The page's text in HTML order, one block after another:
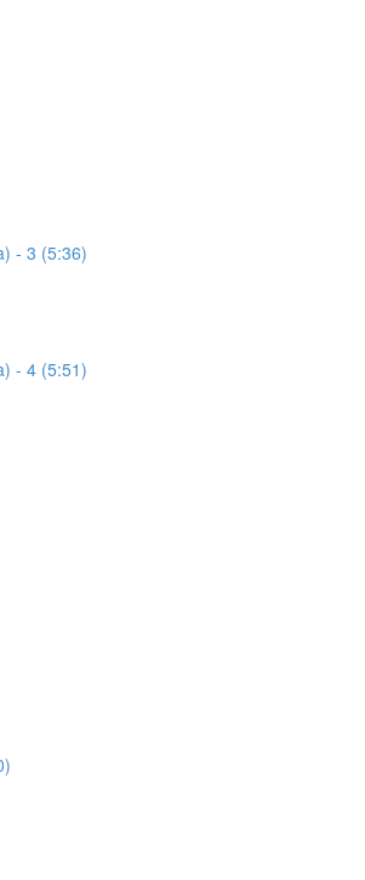
- 3 (5:36)
- 4 (5:51)